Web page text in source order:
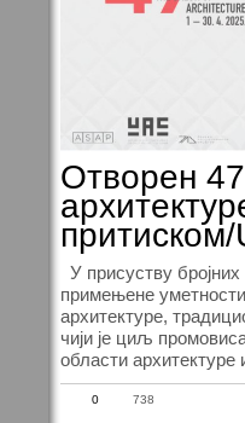
Отворен
У присуству бројних
примењене
архитектуре,
чији је циљ
области архитектуре
0 738